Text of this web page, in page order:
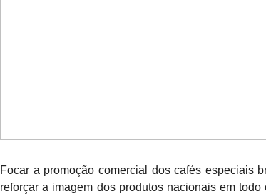
Focar a promoção comercial dos cafés especiais
reforçar a imagem dos produtos nacionais em